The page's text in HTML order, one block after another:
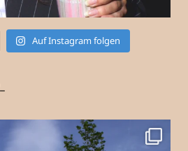
Auf Instagram folgen